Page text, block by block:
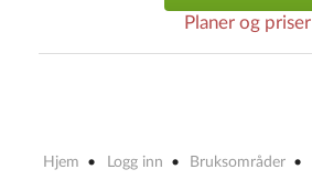
Planer og priser
Hjem Logg inn Bruksområder